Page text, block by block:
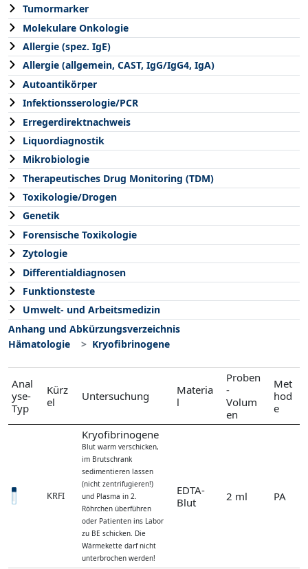
Tumormarker
Molekulare Onkologie
Allergie (spez. IgE)
Allergie (allgemein, CAST, IgG/IgG4, IgA)
Autoantikörper
Infektionsserologie/PCR
Erregerdirektnachweis
Liquordiagnostik
Mikrobiologie
Therapeutisches Drug Monitoring (TDM)
Toxikologie/Drogen
Genetik
Forensische Toxikologie
Zytologie
Differentialdiagnosen
Funktionsteste
Umwelt- und Arbeitsmedizin
Anhang und Abkürzungsverzeichnis
Hämatologie
Kryofibrinogene
Anal
yse-
Typ
Kürz
el
Untersuchung
Materia
l
Proben
-
Volum
en
Met
hod
e
KRFI
Kryofibrinogene
Blut warm verschicken,
im Brutschrank
sedimentieren lassen
(nicht zentrifugieren!)
und Plasma in 2.
Röhrchen überführen
oder Patienten ins Labor
zu BE schicken. Die
Wärmekette darf nicht
unterbrochen werden!
EDTA-
Blut
2 ml PA